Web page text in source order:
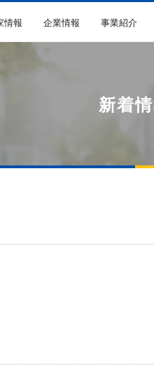
情報 企業情報 事業紹介
新着